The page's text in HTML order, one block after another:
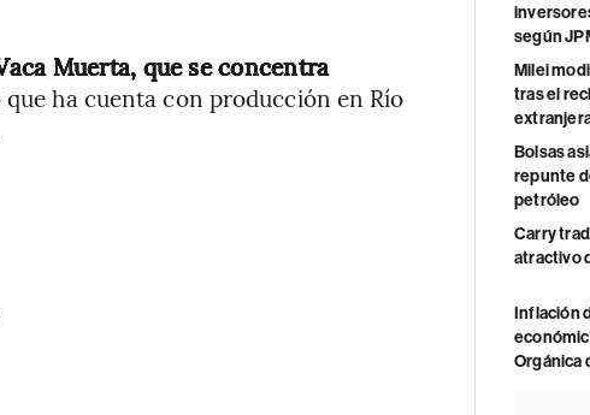
Muerta, que se concentra
que ha cuenta con producción en Río
según
Milei
tras el
Bolsas
repunte
petróleo
Carry
atractivo
Inflación
Orgánica